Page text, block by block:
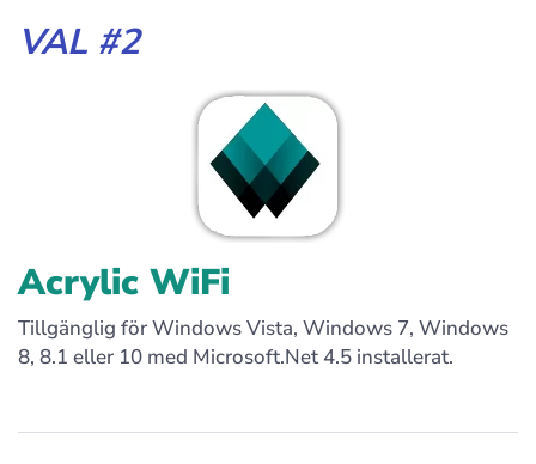
VAL #2
Acrylic WiFi
Tillgänglig för Windows Vista, Windows 7, Windows
8, 8.1 eller 10 med Microsoft.Net 4.5 installerat.